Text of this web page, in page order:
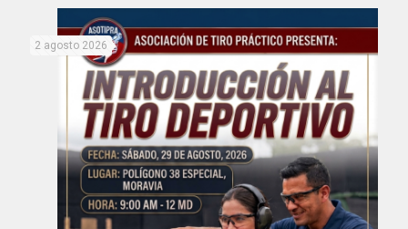
2 agosto 2026